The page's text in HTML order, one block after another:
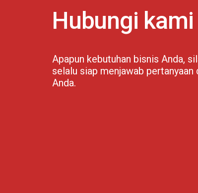
Hubungi kami
Apapun kebutuhan bisnis Anda,
selalu siap menjawab
Anda.